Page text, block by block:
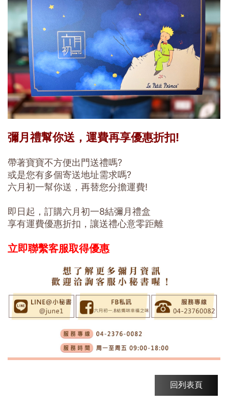
彌月禮幫你送，運費再享優惠折扣!
帶著寶寶不方便出門送禮嗎?
或是您有多個寄送地址需求嗎?
六月初一幫你送，再替您分擔運費!
即日起，訂購六月初一8結彌月禮盒
享有運費優惠折扣，讓送禮心意零距離
立即聯繫客服取得優惠